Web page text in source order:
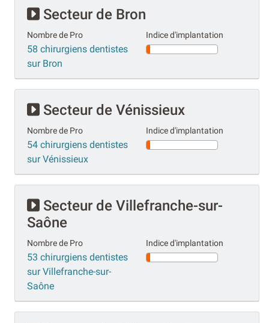
Secteur de Bron
Nombre de Pro
58 chirurgiens dentistes
sur Bron
Indice d'implantation
Secteur de Vénissieux
Nombre de Pro
54 chirurgiens dentistes
sur Vénissieux
Indice d'implantation
Secteur de Villefranche-sur-
Saône
Nombre de Pro
53 chirurgiens dentistes
sur Villefranche-sur-
Saône
Indice d'implantation